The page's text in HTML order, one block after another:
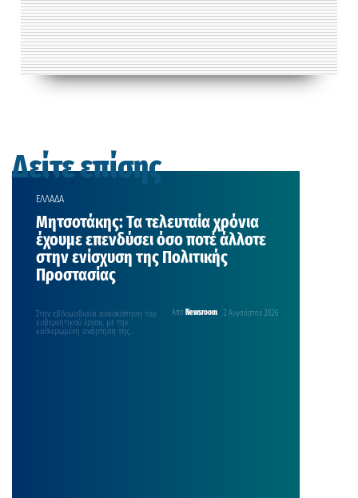
Δείτε επίσης
ΕΛΛΑΔΑ
Μητσοτάκης: Τα τελευταία χρόνια
έχουμε επενδύσει όσο ποτέ άλλοτε
στην ενίσχυση της Πολιτικής
Προστασίας
Από Newsroom 2 Αυγούστου 2026
Στην εβδομαδιαία ανασκόπηση του
κυβερνητικού έργου, με την
καθιερωμένη ανάρτηση της